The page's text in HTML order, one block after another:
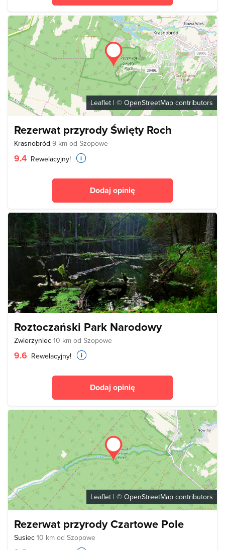
Leaflet | © OpenStreetMap contributors
Rezerwat przyrody Święty Roch
Krasnobród 9 km od Szopowe
9.4 Rewelacyjny!
Dodaj opinię
Roztoczański Park Narodowy
Zwierzyniec 10 km od Szopowe
9.6 Rewelacyjny!
Dodaj opinię
Leaflet | © OpenStreetMap contributors
Rezerwat przyrody Czartowe Pole
Susiec 10 km od Szopowe